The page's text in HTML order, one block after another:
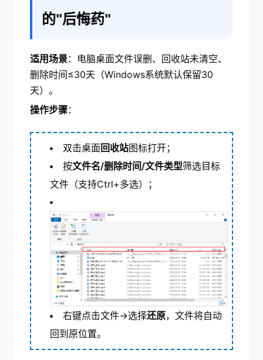
的"后悔药"
适用场景：电脑桌面文件误删、回收站未清空、
删除时间≤30天（Windows系统默认保留30
天）。
操作步骤：
双击桌面回收站图标打开；
按文件名/删除时间/文件类型筛选目标
文件（支持Ctrl+多选）；
右键点击文件→选择还原，文件将自动
回到原位置。